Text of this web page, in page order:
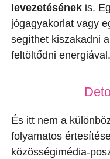
levezetésénekis.
jógagyakorlat vagy
segíthet kiszakadni
feltöltődni energiával.
És itt nem a
folyamatos
közösségimédia-